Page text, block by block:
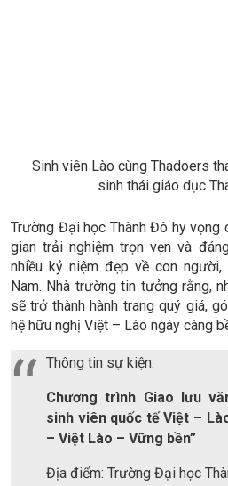
Sinh viên Lào cùng Thadoers
sinh thái giáo dục
Trường Đại học Thành Đô hy vọng
gian trải nghiệm trọn vẹn và
nhiều kỷ niệm đẹp về con
Nam. Nhà trường tin tưởng rằng,
sẽ trở thành hành trang quý giá,
hệ hữu nghị Việt – Lào ngày càng
Thông tin sự kiện:
Chương trình Giao lưu
sinh viên quốc tế Việt –
– Việt Lào – Vững bền”
Địa điểm: Trường Đại học